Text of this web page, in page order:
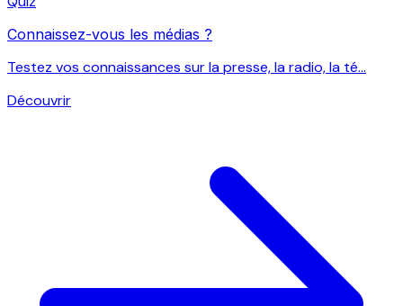
Connaissez-vous les médias ?
Testez vos connaissances sur la presse, la radio, la té...
Découvrir